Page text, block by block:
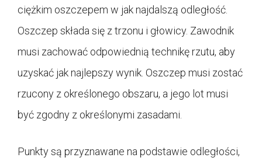
ciężkim oszczepem w jak najdalszą odległość.
Oszczep składa się z trzonu i głowicy. Zawodnik
musi zachować odpowiednią technikę rzutu, aby
uzyskać jak najlepszy wynik. Oszczep musi zostać
rzucony z określonego obszaru, a jego lot musi
być zgodny z określonymi zasadami.
Punkty są przyznawane na podstawie odległości,